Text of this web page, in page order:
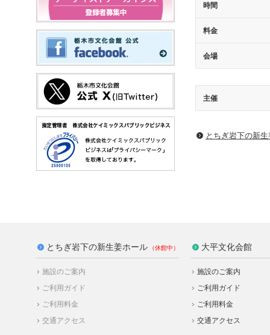
時間
料金
会場
主催
とちぎ岩下の新
とちぎ岩下の新生姜ホール
施設のご案内
ご利用ガイド
ご利用料金
交通アクセス
大平文化会館
施設のご案内
ご利用ガイド
ご利用料金
交通アクセス